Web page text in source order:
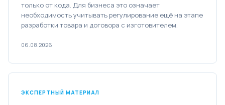
только от кода. Для бизнеса это означает
необходимость учитывать регулирование ещё на этапе
разработки товара и договора с изготовителем.
06.08.2026
ЭКСПЕРТНЫЙ МАТЕРИАЛ